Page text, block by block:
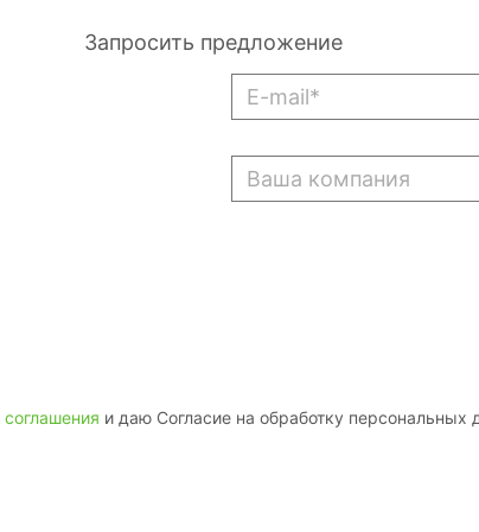
Запросить предложение
соглашения и даю Согласие на обработку персональных